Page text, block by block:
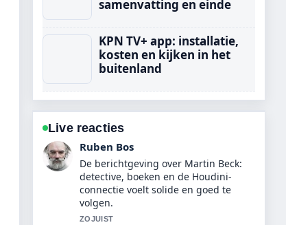
samenvatting en einde
KPN TV+ app: installatie,
kosten en kijken in het
buitenland
Live reacties
Sanne Bakker
Goede verificatie rond 43 inch tv
kopen? Beste modellen, prijzen....
Meer redacties zouden zo moeten
schrijven.
3 MIN GELEDEN